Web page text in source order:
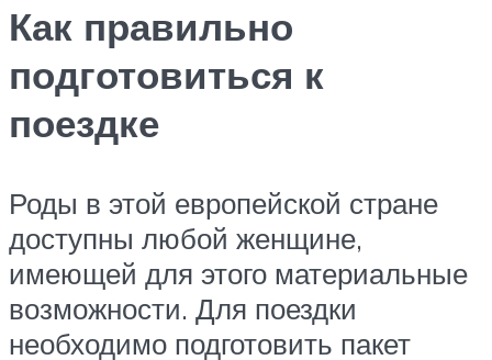
Как правильно
подготовиться к
поездке
Роды в этой европейской стране
доступны любой женщине,
имеющей для этого материальные
возможности. Для поездки
необходимо подготовить пакет